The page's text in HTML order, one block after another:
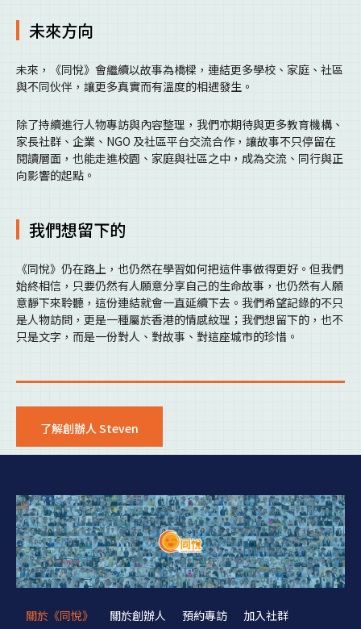
未來方向
未來，《同悅》會繼續以故事為橋樑，連結更多學校、家庭、社區
與不同伙伴，讓更多真實而有溫度的相遇發生。
除了持續進行人物專訪與內容整理，我們亦期待與更多教育機構、
家長社群、企業、NGO 及社區平台交流合作，讓故事不只停留在
閱讀層面，也能走進校園、家庭與社區之中，成為交流、同行與正
向影響的起點。
我們想留下的
《同悅》仍在路上，也仍然在學習如何把這件事做得更好。但我們
始終相信，只要仍然有人願意分享自己的生命故事，也仍然有人願
意靜下來聆聽，這份連結就會一直延續下去。我們希望記錄的不只
是人物訪問，更是一種屬於香港的情感紋理；我們想留下的，也不
只是文字，而是一份對人、對故事、對這座城市的珍惜。
了解創辦人 Steven
關於《同悅》 關於創辦人 預約專訪 加入社群